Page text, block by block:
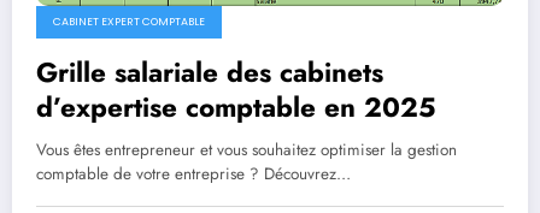
CABINET EXPERT COMPTABLE
Grille salariale des cabinets
d’expertise comptable en 2025
Vous êtes entrepreneur et vous souhaitez optimiser la gestion
comptable de votre entreprise ? Découvrez…